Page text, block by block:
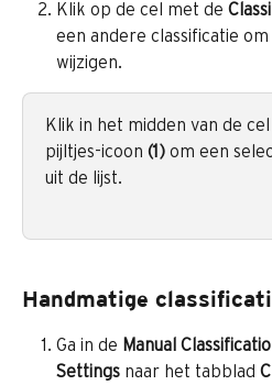
Klik op de cel met de
een andere classificatie
wijzigen.
Klik in het midden van de
pijltjes-icoon (1) om een
uit de lijst.
Handmatige
Ga in de Manual
Settings naar het tabblad